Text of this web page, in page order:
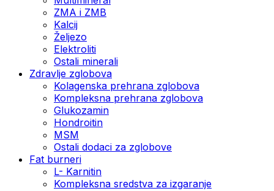
ZMA i ZMB
Kalcij
Željezo
Elektroliti
Ostali minerali
Zdravlje zglobova
Kolagenska prehrana zglobova
Kompleksna prehrana zglobova
Glukozamin
Hondroitin
MSM
Ostali dodaci za zglobove
Fat burneri
L- Karnitin
Kompleksna sredstva za izgaranje